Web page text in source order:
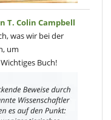
T. Colin Campbell
was wir bei der
um
Buch!